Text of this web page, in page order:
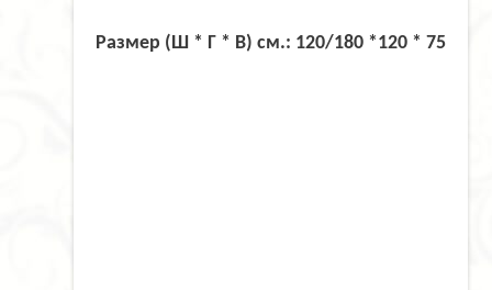
Размер (Ш * Г * В) см.: 120/180 *120 * 75